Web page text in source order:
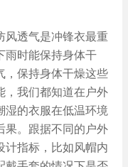
风透气是冲锋衣最重
雨时能保持身体干
，保持身体干燥这些
，我们都知道在户外
湿的衣服在低温环境
果。跟据不同的户外
计指标，比如风帽内